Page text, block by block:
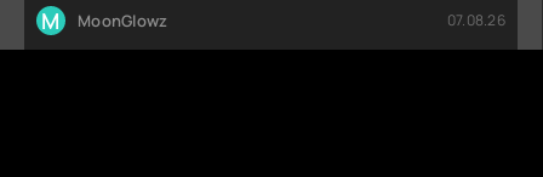
M MoonGlowz 07.08.26
Как же классно, что наконец-то выпустили что-то